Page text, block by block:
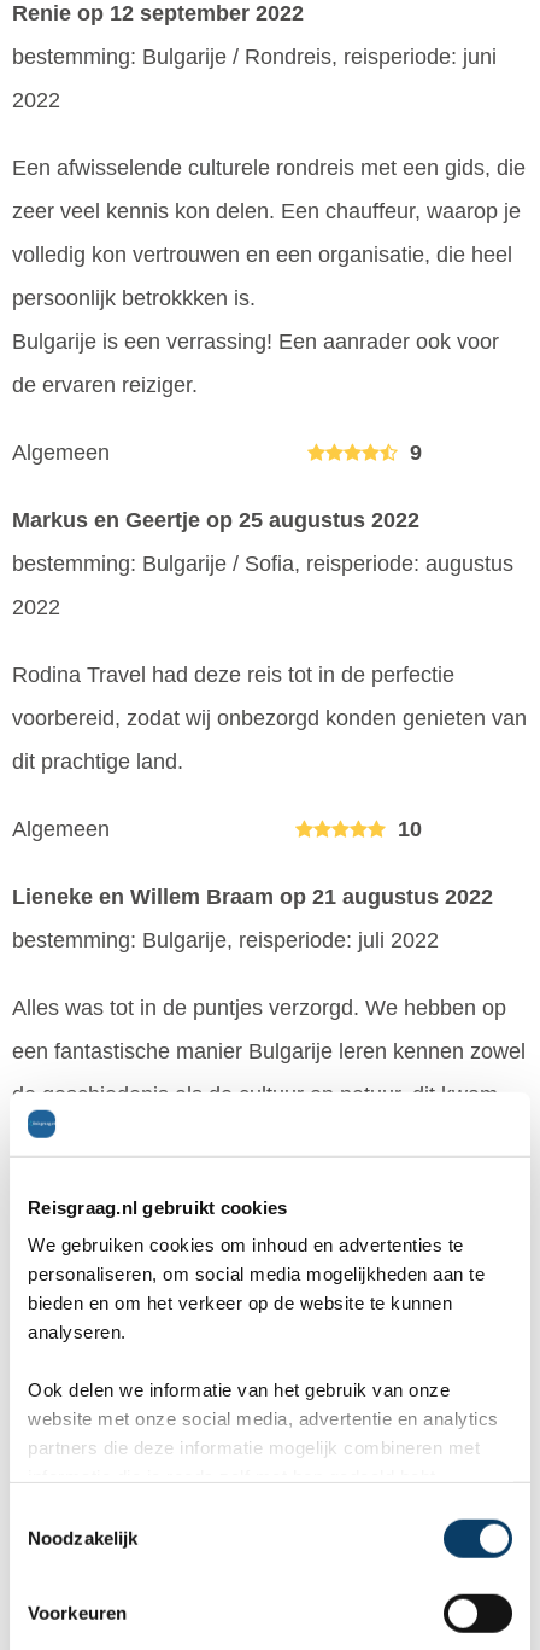
Reisgraag.nl gebruikt cookies
We gebruiken cookies om inhoud en advertenties te
personaliseren, om social media mogelijkheden aan te
bieden en om het verkeer op de website te kunnen
analyseren.
Ook delen we informatie van het gebruik van onze
website met onze social media, advertentie en analytics
partners die deze informatie mogelijk combineren met
Noodzakelijk
Voorkeuren
Renie op 12 september 2022
bestemming: Bulgarije / Rondreis, reisperiode: juni
2022
Een afwisselende culturele rondreis met een gids, die
zeer veel kennis kon delen. Een chauffeur, waarop je
volledig kon vertrouwen en een organisatie, die heel
persoonlijk betrokkken is.
Bulgarije is een verrassing! Een aanrader ook voor
de ervaren reiziger.
Algemeen 9
Markus en Geertje op 25 augustus 2022
bestemming: Bulgarije / Sofia, reisperiode: augustus
2022
Rodina Travel had deze reis tot in de perfectie
voorbereid, zodat wij onbezorgd konden genieten van
dit prachtige land.
Algemeen 10
Lieneke en Willem Braam op 21 augustus 2022
bestemming: Bulgarije, reisperiode: juli 2022
Alles was tot in de puntjes verzorgd. We hebben op
een fantastische manier Bulgarije leren kennen zowel
de geschiedenis als de cultuur en natuur. dit kwam
vooral door het reisboek wat we van rodina travel
route was en wat we eventueel onderweg konden
bezoeken. De hotels waren prima verzorgd.
Algemeen
Gerard Huismanop 14 juni 2022
bestemming: Bulgarije / rondreis, reisperiode: mei
2022
Als je enige kritiek zou kunnen zijn dat je teveel eet,
dan zegt dat genoeg. Om tot een dergelijk hoog cijfer